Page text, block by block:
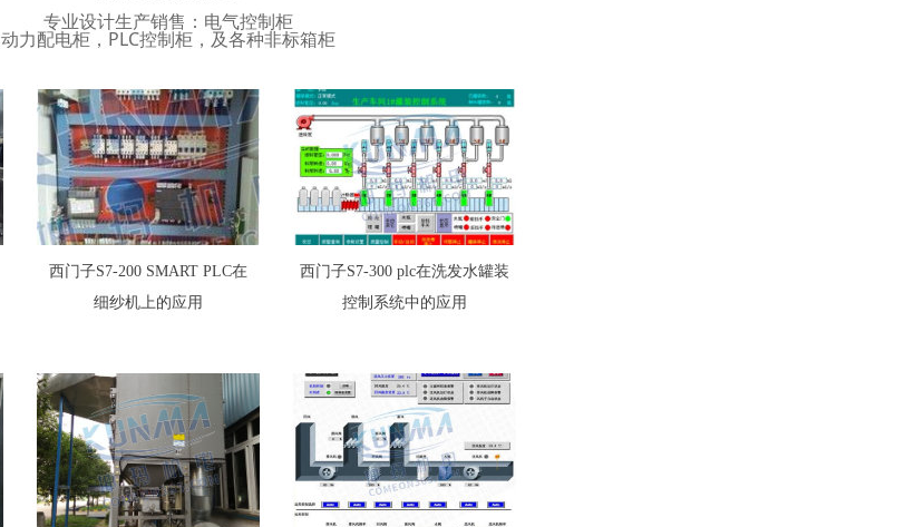
西门子S7-200 SMART PLC在
细纱机上的应用
西门子S7-300 plc在洗发水罐装
控制系统中的应用
专业设计生产销售：电气控制柜
动力配电柜， PLC控制柜 ，及各种非标箱柜